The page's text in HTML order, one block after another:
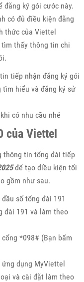
đăng ký gói cước này.
có đủ điều kiện đăng
thức của Viettel
thấy thông tin chi
tiếp nhận đăng ký gói
tìm hiểu và đăng ký sử
có nhu cầu nhé
của Viettel
thông tin tổng đài tiếp
để tạo điều kiện tối
gồm như sau.
số tổng đài 191
đài 191 và làm theo
*098# (Bạn bấm
dụng MyViettel
và cài đặt làm theo